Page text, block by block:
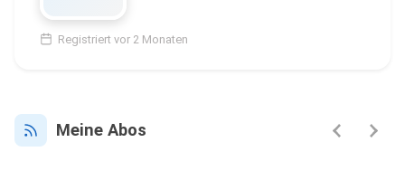
Registriert vor 2 Monaten
Meine Abos